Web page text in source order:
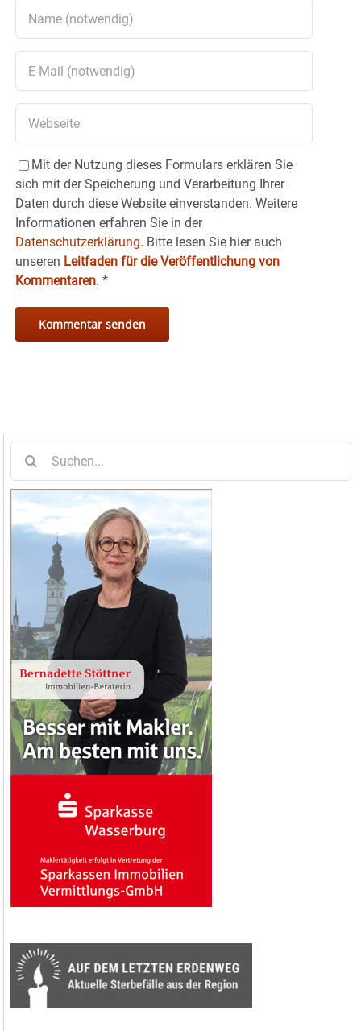
Mit der Nutzung dieses Formulars erklären Sie
sich mit der Speicherung und Verarbeitung Ihrer
Daten durch diese Website einverstanden. Weitere
Informationen erfahren Sie in der
Datenschutzerklärung. Bitte lesen Sie hier auch
unseren Leitfaden für die Veröffentlichung von
Kommentaren. *
nach: